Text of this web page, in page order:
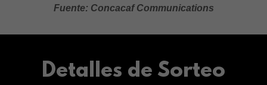
Fuente: Concacaf Communications
Detalles de Sorteo